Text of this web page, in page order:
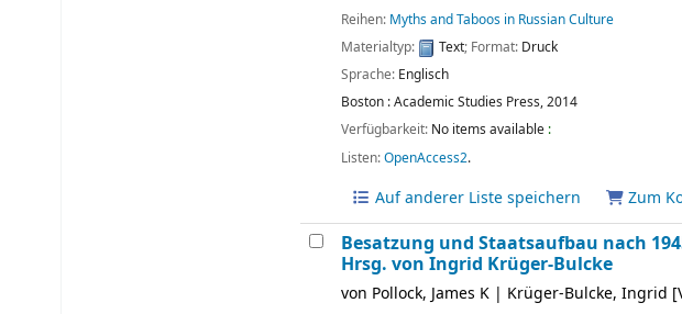
Reihen: Myths and Taboos in Russian Culture
Materialtyp:
Text; Format: Druck
Sprache: Englisch
Boston :Academic Studies Press,2014
Verfügbarkeit: No items available :
Listen:OpenAccess2.
Auf anderer Liste speichern Zum
Besatzung und Staatsaufbau nach
Hrsg. von Ingrid Krüger-Bulcke
von Pollock, James K| Krüger-Bulcke, Ingrid